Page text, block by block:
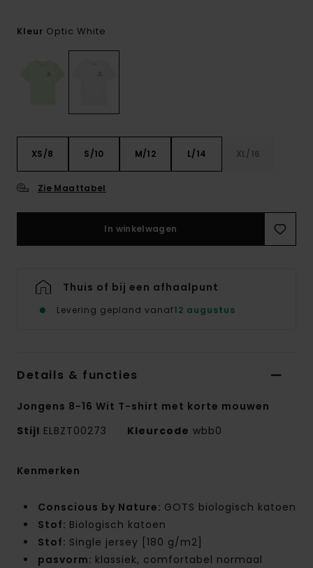
Kleur Optic White
XS/8 S/10 M/12 L/14 XL/16
Zie Maattabel
In winkelwagen
Thuis of bij een afhaalpunt
Levering gepland vanaf12 augustus
Details & functies
Jongens 8-16 Wit T-shirt met korte mouwen
Stijl ELBZT00273 Kleurcode wbb0
Kenmerken
Conscious by Nature: GOTS biologisch katoen
Stof: Biologisch katoen
Stof: Single jersey [180 g/m2]
pasvorm: klassiek, comfortabel normaal